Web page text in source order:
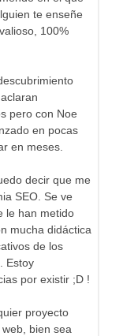
te enseñe
100%
pero con Noe
en pocas
en meses.
decir que me
SEO. Se ve
le han metido
mucha didáctica
de los
Estoy
por existir ;D !
proyecto
bien sea